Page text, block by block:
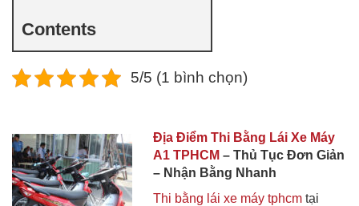
Contents
5/5 (1 bình chọn)
Địa Điểm Thi Bằng Lái Xe Máy
A1 TPHCM – Thủ Tục Đơn Giản
– Nhận Bằng Nhanh
Thi bằng lái xe máy tphcmtại